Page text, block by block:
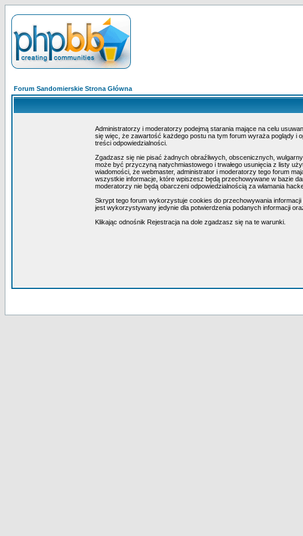
Forum Sandomierskie Strona Główna
Administratorzy i moderatorzy podejmą starania mające na celu
się więc, że zawartość każdego postu na tym forum wyraża poglądy i
treści odpowiedzialności.
Zgadzasz się nie pisać żadnych obraźliwych, obscenicznych,
może być przyczyną natychmiastowego i trwałego usunięcia z listy
wiadomości, że webmaster, administrator i moderatorzy tego forum
wszystkie informacje, które wpiszesz będą przechowywane w bazie
moderatorzy nie będą obarczeni odpowiedzialnością za włamania
Skrypt tego forum wykorzystuje cookies do przechowywania informacji
jest wykorzystywany jedynie dla potwierdzenia podanych informacji
Klikając odnośnik Rejestracja na dole zgadzasz się na te warunki.